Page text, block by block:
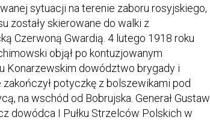
sytuacji na terenie zaboru rosyjskiego,
zostały skierowane do walki z
Czerwoną Gwardią. 4 lutego 1918 roku
objął po kontuzjowanym
Konarzewskim dowództwo brygady i
potyczkę z bolszewikami pod
na wschód od Bobrujska. Generał Gustaw
dowódca I Pułku Strzelców Polskich w